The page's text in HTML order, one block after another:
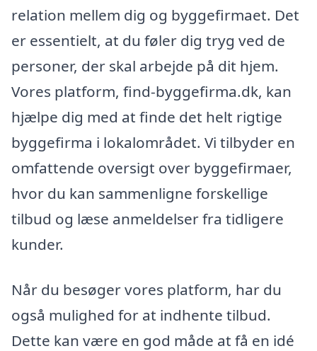
relation mellem dig og byggefirmaet. Det
er essentielt, at du føler dig tryg ved de
personer, der skal arbejde på dit hjem.
Vores platform, find-byggefirma.dk, kan
hjælpe dig med at finde det helt rigtige
byggefirma i lokalområdet. Vi tilbyder en
omfattende oversigt over byggefirmaer,
hvor du kan sammenligne forskellige
tilbud og læse anmeldelser fra tidligere
kunder.
Når du besøger vores platform, har du
også mulighed for at indhente tilbud.
Dette kan være en god måde at få en idé